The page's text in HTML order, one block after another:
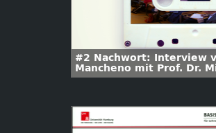
#2 Nachwort: Interview
Mancheno mit Prof. Dr.
Atlantic Slavery und